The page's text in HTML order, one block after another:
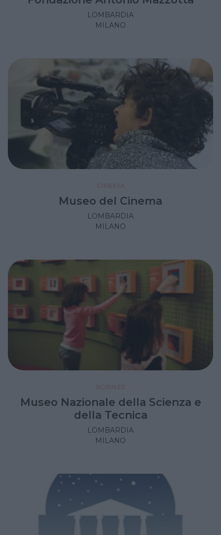
LOMBARDIA
MILANO
Museo del Cinema
LOMBARDIA
MILANO
Museo Nazionale della Scienza e
della Tecnica
LOMBARDIA
MILANO